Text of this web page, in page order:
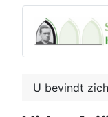
U bevindt